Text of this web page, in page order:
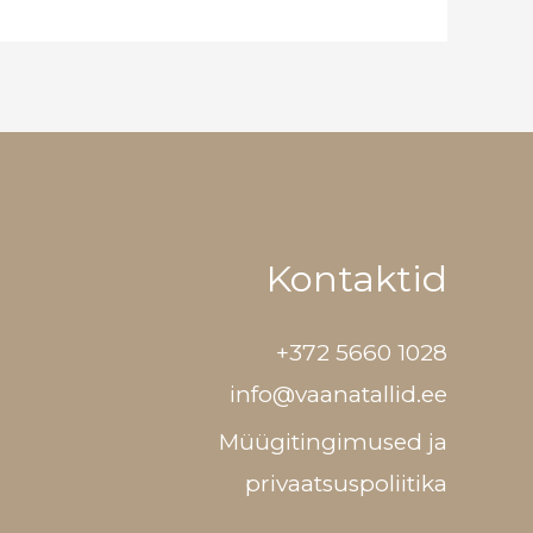
Kontaktid
+372 5660 1028
info@vaanatallid.ee
Müügitingimused ja
privaatsuspoliitika